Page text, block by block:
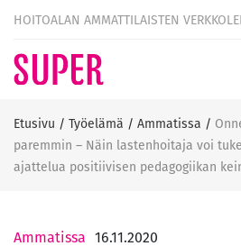
HOITOALAN AMMATTILAISTEN
Etusivu / Työelämä / Ammatissa /
paremmin – Näin lastenhoitaja voi
ajattelua positiivisen pedagogiikan
Ammatissa 16.11.2020